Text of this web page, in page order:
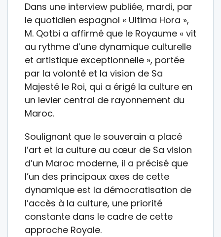
Dans une interview publiée, mardi, par
le quotidien espagnol « Ultima Hora »,
M. Qotbi a affirmé que le Royaume « vit
au rythme d’une dynamique culturelle
et artistique exceptionnelle », portée
par la volonté et la vision de Sa
Majesté le Roi, qui a érigé la culture en
un levier central de rayonnement du
Maroc.
Soulignant que le souverain a placé
l’art et la culture au cœur de Sa vision
d’un Maroc moderne, il a précisé que
l’un des principaux axes de cette
dynamique est la démocratisation de
l’accès à la culture, une priorité
constante dans le cadre de cette
approche Royale.